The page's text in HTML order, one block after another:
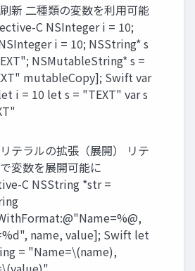
新 二種類の変数を利用可能
C NSInteger i = 10;
i = 10; NSString* s
NSMutableString* s =
mutableCopy]; Swift var
i = 10 let s = "TEXT" var s
テラルの拡張（展開） リテ
変数を展開可能に
C NSString *str =
name, value]; Swift let
= "Name=\(name),